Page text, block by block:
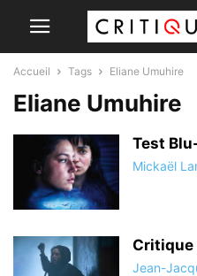
Accueil Tags Eliane Umuhire
Eliane Umuhire
Test
Mickaël
Critique
Jean-